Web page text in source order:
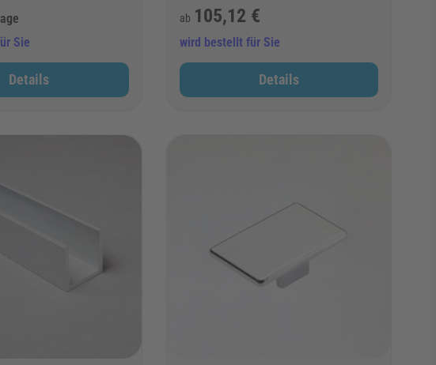
Sie
Details
ab 105,12 €
wird bestellt für Sie
Details